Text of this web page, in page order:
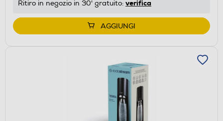
Ritiro in negozio in 30' gratuito: verifica
AGGIUNGI